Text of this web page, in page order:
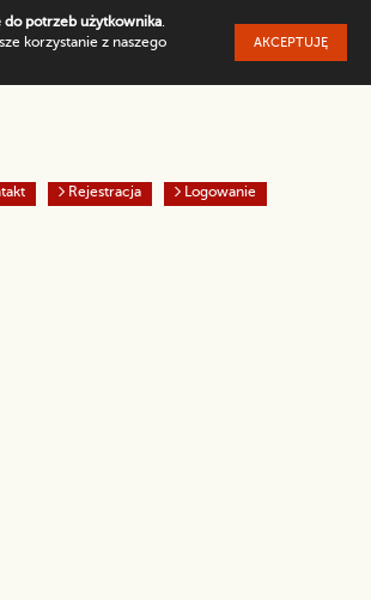
do potrzeb użytkownika.
korzystanie z naszego
AKCEPTUJĘ
tle
Rejestracja Logowanie